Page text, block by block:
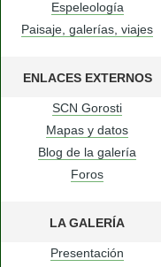
Espeleología
Paisaje, galerías, viajes
ENLACES EXTERNOS
SCN Gorosti
Mapas y datos
Blog de la galería
Foros
LA GALERÍA
Presentación